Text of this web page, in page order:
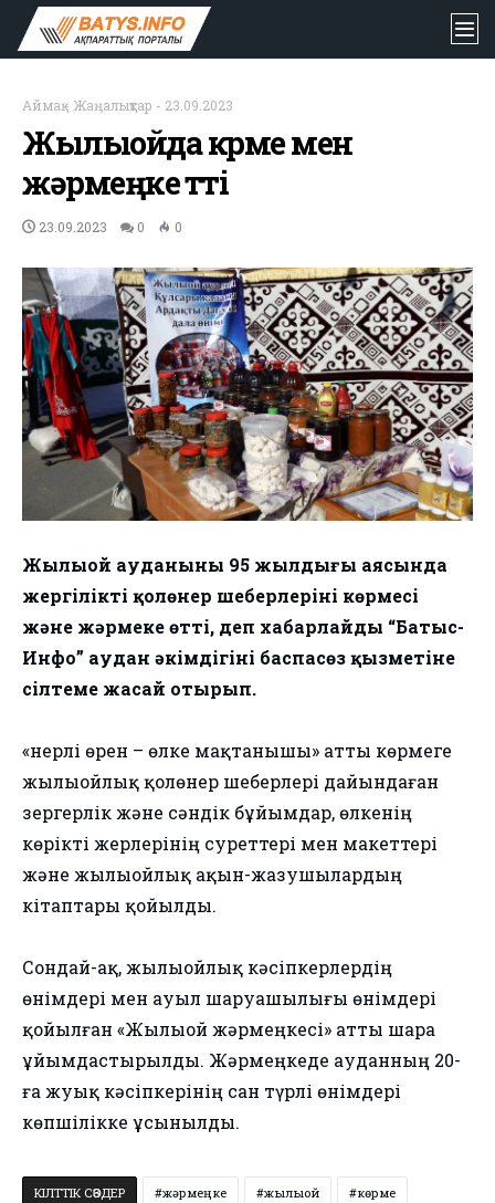
Аймақ- Жаңалықтар - 23.09.2023
Жылыойда көрме мен
жәрмеңке өтті
23.09.2023 0 0
Жылыой ауданының 95 жылдығы аясында
жергілікті қолөнер шеберлерінің көрмесі
және жәрмеңке өтті, деп хабарлайды “Батыс-
Инфо” аудан әкімдігінің баспасөз қызметіне
сілтеме жасай отырып.
«Өнерлі өрен – өлке мақтанышы» атты көрмеге
жылыойлық қолөнер шеберлері дайындаған
зергерлік және сәндік бұйымдар, өлкенің
көрікті жерлерінің суреттері мен макеттері
және жылыойлық ақын-жазушылардың
кітаптары қойылды.
Сондай-ақ, жылыойлық кәсіпкерлердің
өнімдері мен ауыл шаруашылығы өнімдері
қойылған «Жылыой жәрмеңкесі» атты шара
ұйымдастырылды. Жәрмеңкеде ауданның 20-
ға жуық кәсіпкерінің сан түрлі өнімдері
көпшілікке ұсынылды.
КІЛТТІК СӨЗДЕР жәрмеңке жылыой көрме